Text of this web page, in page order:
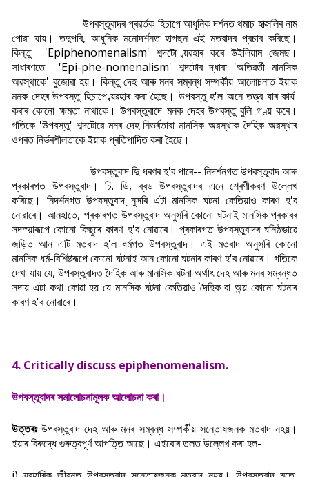
উপবস্তুবাদৰ প্ৰৱৰ্তক হিচাপে আধুনিক দৰ্শনত থমাচ হাক্সলিৰ নাম
পোৱা যায়। তদুপৰি, আধুনিক মনোদৰ্শনত হাগছন এই মতবাদৰ প্ৰচাৰ কৰিছে।
কিন্তু 'Epiphenomenalism' শব্দটো ব্য়ৱহাৰ কৰে উইলিয়াম জেমছ।
সাধাৰণতে 'Epi-phe-nomenalism' শব্দটোৰ দ্ধাৰা 'অতিৱৰ্তী মানসিক
অৱস্থাকে' বুজোৱা হয়। কিন্তু দেহ আৰু মনৰ সম্বন্ধ সম্পৰ্কীয় আলোচনাত ইয়াক
মনক দেহৰ উপবস্তু হিচাপে ব্য়ৱহাৰ কৰা হৈছে। উপবস্তু হ'ল অনে তত্ত্ব যাৰ কাৰ্য
কৰাৰ কোনো ক্ষমতা নাথাকে। উপবস্তুবাদে মনক দেহৰ উপবস্তু বুলি গণ্য় কৰে।
গতিকে 'উপবস্তু' শব্দটোৱে মনৰ দেহ নিভৰ্ৰতাবা মানসিক অৱস্থাক দৈহিক অৱস্থাৰ
ওপৰত নিৰ্ভৰশীলতাকে ইয়াক প্ৰতিপাদিত কৰা হৈছে।
উপবস্তুবাদ দুি ধৰণৰ হ'ব পাৰে-- নিদৰ্শনগত উপবস্তুবাদ আৰু
প্ৰকাৰগত উপবস্তুবাদ। চি. ডি, ব্ৰড উপবস্তুবাদৰ এনে শ্ৰেণীকৰণ উল্লেখ
কৰিছে। নিদৰ্শনগত উপবস্তুবাদ ্নুসৰি এটা মানসিক ঘটনা কেতিয়াও কাৰণ হ'ব
নোৱাৰে। আনহাতে, প্ৰকাৰগত উপবস্তুবাদ অনুসৰি কোনো ঘটনাই মানসিক প্ৰকাৰৰ
সদস্য়াৰূপে কোনো কিছুৰে কাৰণ হ'ব নোৱাৰে। প্ৰকাৰগত উপবস্তুবাদৰ ঘনিষ্ঠভাৱে
জড়িত আন এটি মতবাদ হ'ল ধৰ্মগত উপবস্তুবাদ। এই মতবাদ অনুসৰি কোনো
মানসিক ধৰ্ম-বিশিষ্টৰূপে কোনো ঘটনাই আন কোনো ঘটনাৰ কাৰণ হ'ব নোৱাৰে। গতিকে
দেখা যায় যে, উপবস্তুবাদত দৈহিক আৰু মানসিক ঘটনা অৰ্থাৎ দেহ আৰু মনৰ সম্বন্ধত
সদায় এটা কথা কোৱা হয় যে মানসিক ঘটনা কেতিয়াও দৈহিক বা অন্য় কোনো ঘটনাৰ
কাৰণ হ'ব নোৱাৰে।
4. Critically discuss epiphenomenalism.
উপবস্তুবাদৰ সমালোচনামূলক আলোচনা কৰা।
উত্তৰঃউপবস্তুবাদ দেহ আৰু মনৰ সম্বন্ধ সম্পৰ্কীয় সন্তোষজনক মতবাদ নহয়।
ইয়াৰ বিৰুদ্ধে গুৰুত্বপূৰ্ণ আপত্তি আছে। এইবোৰ তলত উল্লেখ কৰা হল-